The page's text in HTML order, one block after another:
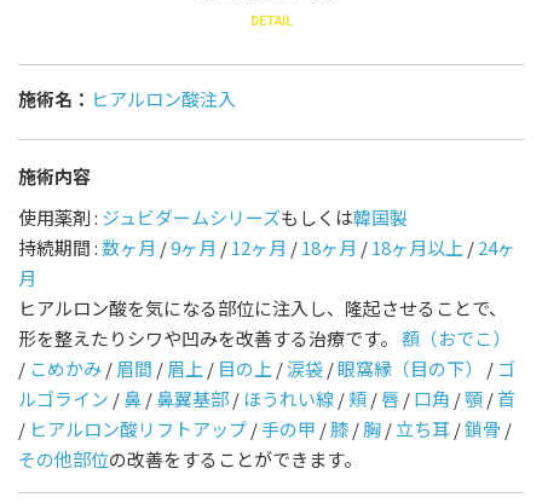
DETAIL
施術名： ヒアルロン酸注入
施術内容
使用薬剤 : ジュビダームシリーズもしくは韓国製
持続期間 :数ヶ月 /9ヶ月 /12ヶ月 /18ヶ月 /18ヶ月以上 /24ヶ
月
ヒアルロン酸を気になる部位に注入し、隆起させることで、
形を整えたりシワや凹みを改善する治療です。 額（おでこ）
/ こめかみ/眉間 /眉上 / 目の上 /涙袋/眼窩縁（目の下） / ゴ
ルゴライン /鼻/鼻翼基部/ ほうれい線/頬/唇/口角 /顎/首
/ ヒアルロン酸リフトアップ/手の甲 /膝/胸/立ち耳/鎖骨 /
その他部位の改善をすることができます。